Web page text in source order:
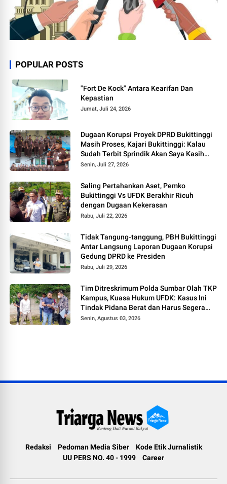
POPULAR POSTS
"Fort De Kock" Antara Kearifan Dan
Kepastian
Jumat, Juli 24, 2026
Dugaan Korupsi Proyek DPRD Bukittinggi
Masih Proses, Kajari Bukittinggi: Kalau
Sudah Terbit Sprindik Akan Saya Kasih
Kabar
Senin, Juli 27, 2026
Saling Pertahankan Aset, Pemko
Bukittinggi Vs UFDK Berakhir Ricuh
dengan Dugaan Kekerasan
Rabu, Juli 22, 2026
Tidak Tangung-tanggung, PBH Bukittinggi
Antar Langsung Laporan Dugaan Korupsi
Gedung DPRD ke Presiden
Rabu, Juli 29, 2026
Tim Ditreskrimum Polda Sumbar Olah TKP
Kampus, Kuasa Hukum UFDK: Kasus Ini
Tindak Pidana Berat dan Harus Segera
Tetapkan Tersangka
Senin, Agustus 03, 2026
Redaksi Pedoman Media Siber
Kode Etik Jurnalistik
UU PERS NO. 40 - 1999
Career